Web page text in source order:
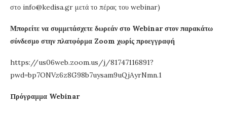
στο info@kedisa.gr μετά το πέρας του webinar)
Μπορείτε να συμμετάσχετε δωρεάν στο Webinar στον παρακάτω
σύνδεσμο στην πλατφόρμα Zoom χωρίς προεγγραφή
https://us06web.zoom.us/j/81747116891?
pwd=bp7ONVz6z8G98b7uysam9uQjAyrNmn.1
Πρόγραμμα Webinar